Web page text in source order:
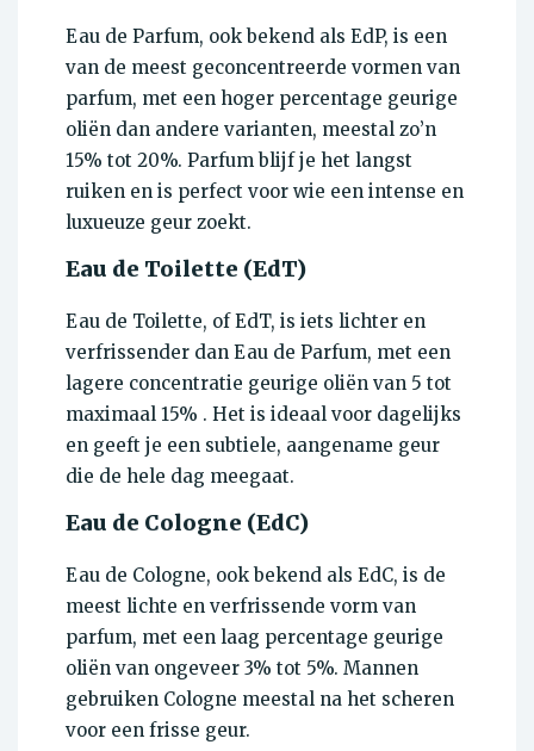
Eau de Parfum, ook bekend als EdP, is een
van de meest geconcentreerde vormen van
parfum, met een hoger percentage geurige
oliën dan andere varianten, meestal zo’n
15% tot 20%. Parfum blijf je het langst
ruiken en is perfect voor wie een intense en
luxueuze geur zoekt.
Eau de Toilette (EdT)
Eau de Toilette, of EdT, is iets lichter en
verfrissender dan Eau de Parfum, met een
lagere concentratie geurige oliën van 5 tot
maximaal 15% . Het is ideaal voor dagelijks
en geeft je een subtiele, aangename geur
die de hele dag meegaat.
Eau de Cologne (EdC)
Eau de Cologne, ook bekend als EdC, is de
meest lichte en verfrissende vorm van
parfum, met een laag percentage geurige
oliën van ongeveer 3% tot 5%. Mannen
gebruiken Cologne meestal na het scheren
voor een frisse geur.